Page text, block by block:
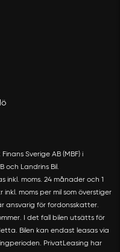
Sverige AB (MBF) i
och Landrins Bil.
inkl. moms. 24 månader och 1
moms per mil som överstiger
ansvarig för fordonsskatter.
I det fall bilen utsätts för
Bilen kan endast leasas via
PrivatLeasing har